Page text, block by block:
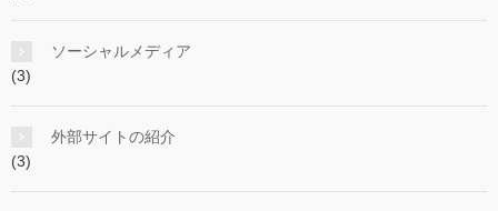
ソーシャルメディア
(3)
外部サイトの紹介
(3)